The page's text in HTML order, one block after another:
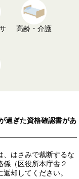
高齢・介護
過ぎた資格確認書があ
、はさみで裁断するな
係（区役所本庁舎２
却してください。